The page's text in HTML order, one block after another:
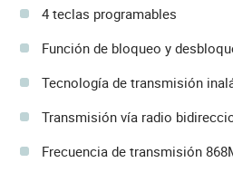
4 teclas programables
Función de bloqueo y
Tecnología de transmisión
Transmisión vía radio
Frecuencia de transmisión